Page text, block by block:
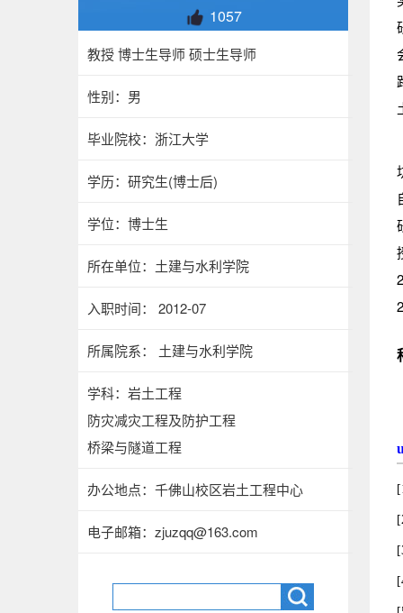
1057
教授 博士生导师 硕士生导师
性别：男
毕业院校：浙江大学
学历：研究生(博士后)
学位：博士生
所在单位：土建与水利学院
入职时间： 2012-07
所属院系： 土建与水利学院
学科：岩土工程
防灾减灾工程及防护工程
桥梁与隧道工程
办公地点：千佛山校区岩土工程中心
电子邮箱： zjuzqq@163.com